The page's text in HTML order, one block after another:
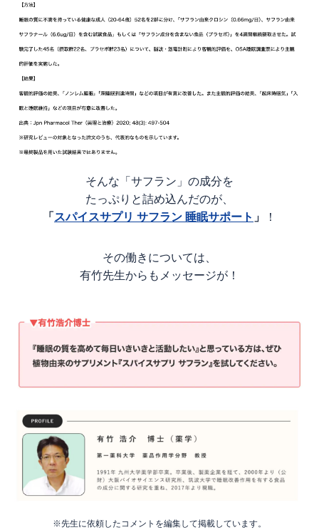
そんな「サフラン」の成分を
たっぷりと詰め込んだのが、
「 スパイスサプリ サフラン 睡眠サポート 」 ！
その働きについては、
有竹先生からもメッセージが！
※先生に依頼したコメントを編集して掲載しています。